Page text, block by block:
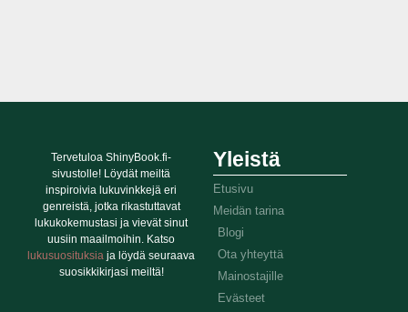
Tervetuloa ShinyBook.fi-
sivustolle! Löydät meiltä
inspiroivia lukuvinkkejä eri
genreistä, jotka rikastuttavat
lukukokemustasi ja vievät sinut
uusiin maailmoihin. Katso
lukusuosituksia ja löydä seuraava
suosikkikirjasi meiltä!
Yleistä
Etusivu
Meidän tarina
Blogi
Ota yhteyttä
Mainostajille
Evästeet